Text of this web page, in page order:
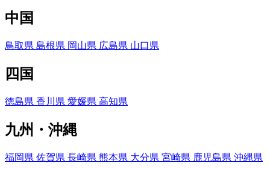
中国
鳥取県 島根県 岡山県 広島県 山口県
四国
徳島県 香川県 愛媛県 高知県
九州・沖縄
福岡県 佐賀県 長崎県 熊本県 大分県 宮崎県 鹿児島県 沖縄県